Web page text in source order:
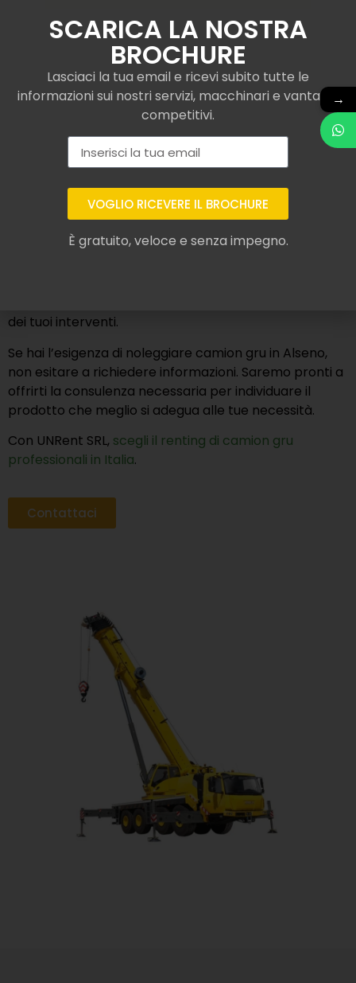
Camion con gru e
ribaltabile noleggiati a
Alseno
Con UNRent SRL, ci specializziamo nelnoleggio di
ai più attuali standard di qualità, tra cui
dei tuoi interventi.
Se hai l’esigenza di noleggiare camion gru in Alseno,
non esitare a richiedere informazioni. Saremo pronti a
offrirti la consulenza necessaria per individuare il
prodotto che meglio si adegua alle tue necessità.
Con UNRent SRL, scegli il renting di camion gru
professionali in Italia.
Contattaci
→
SCARICA LA NOSTRA
BROCHURE
Lasciaci la tua email e ricevi subito tutte le
informazioni sui nostri servizi, macchinari e vantaggi
competitivi.
VOGLIO RICEVERE IL BROCHURE
È gratuito, veloce e senza impegno.